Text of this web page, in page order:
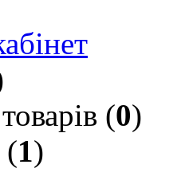
(0)
(1)